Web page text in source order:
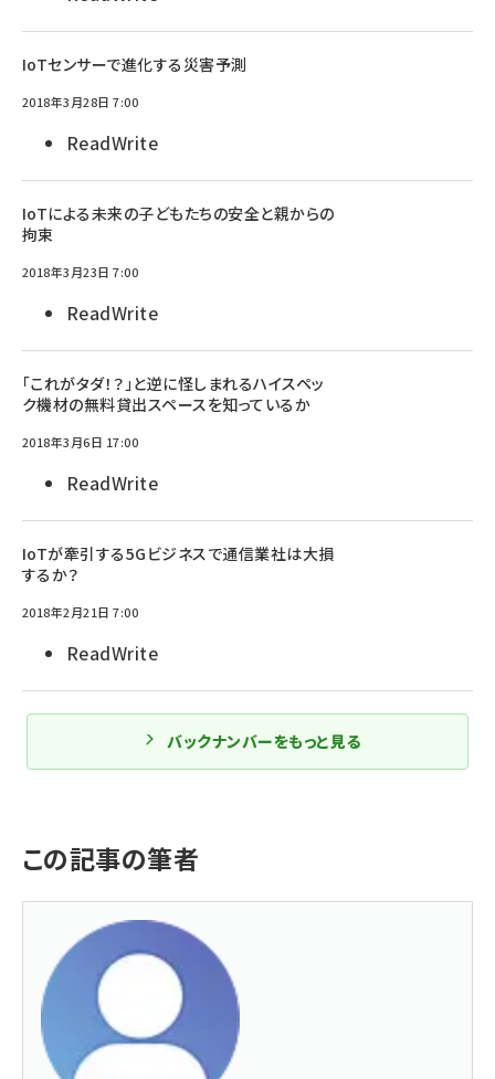
IoTセンサーで進化する災害予測
2018年3月28日 7:00
ReadWrite
IoTによる未来の子どもたちの安全と親からの
拘束
2018年3月23日 7:00
ReadWrite
「これがタダ！？」と逆に怪しまれるハイスペッ
ク機材の無料貸出スペースを知っているか
2018年3月6日 17:00
ReadWrite
IoTが牽引する5Gビジネスで通信業社は大損
するか？
2018年2月21日 7:00
ReadWrite
バックナンバーをもっと見る
この記事の筆者